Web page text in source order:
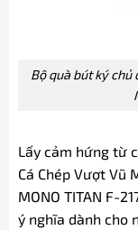
Bộ quà bút ký chủ
Lấy cảm hứng từ
Cá Chép Vượt Vũ
MONO TITAN F-
ý nghĩa dành cho